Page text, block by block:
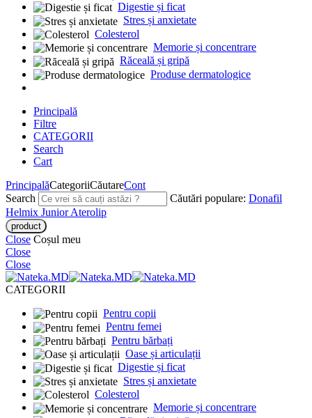
Digestie și ficat
Stres și anxietate
Colesterol
Memorie și concentrare
Răceală și gripă
Produse dermatologice
Principală
Filtre
CATEGORII
Search
Cart
PrincipalăCategoriiCăutareCont
Search
Căutări populare: Donafil
Helmix JuniorAterolip
Close Coșul meu
Close
Close
CATEGORII
Pentru copii
Pentru femei
Pentru bărbați
Oase și articulații
Digestie și ficat
Stres și anxietate
Colesterol
Memorie și concentrare